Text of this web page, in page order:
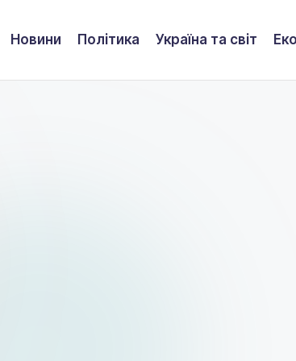
Новини Політика Україна та світ